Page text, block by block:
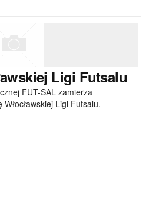
Ligi Futsalu
FUT-SAL zamierza
Ligi Futsalu.